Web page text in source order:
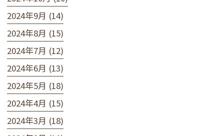
2024年9月 (14)
2024年8月 (15)
2024年7月 (12)
2024年6月 (13)
2024年5月 (18)
2024年4月 (15)
2024年3月 (18)